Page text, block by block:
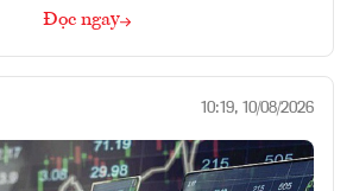
Đọc ngay
10:19, 10/08/2026